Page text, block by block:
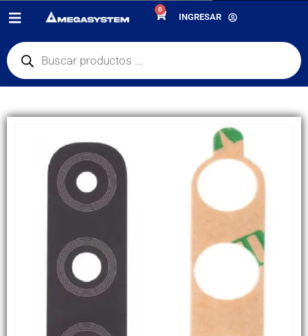
0
INGRESAR
PRODUCTOSREPUESTOS
LENTES DE CAMARAS